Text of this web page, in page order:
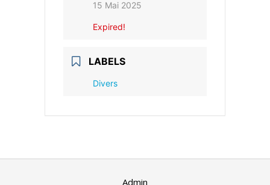
15 Mai 2025
Expired!
LABELS
Divers
Admin